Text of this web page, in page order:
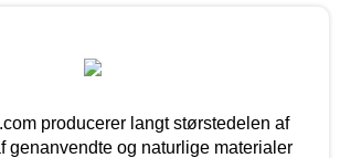
producerer langt størstedelen af
genanvendte og naturlige materialer